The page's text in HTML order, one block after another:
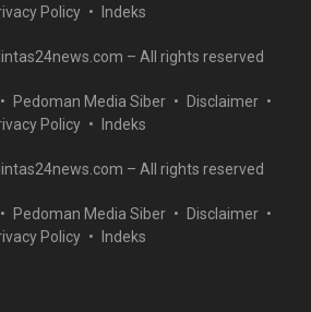
Policy
Indeks
– All rights reserved
Pedoman Media Siber
Disclaimer
Policy
Indeks
– All rights reserved
Pedoman Media Siber
Disclaimer
Policy
Indeks